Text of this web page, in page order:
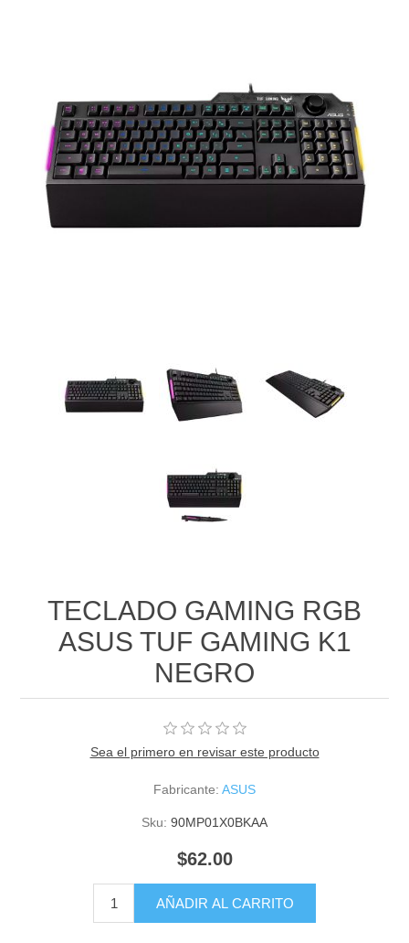
TECLADO GAMING RGB
ASUS TUF GAMING K1
NEGRO
Sea el primero en revisar este producto
Fabricante: ASUS
Sku: 90MP01X0BKAA
$62.00
AÑADIR AL CARRITO